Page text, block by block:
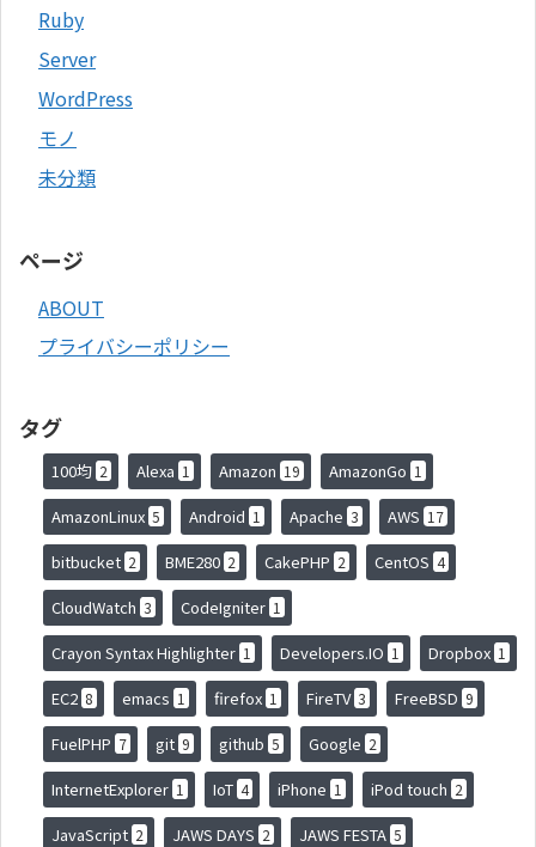
Ruby
Server
WordPress
モノ
未分類
ページ
ABOUT
プライバシーポリシー
タグ
100均 2 Alexa 1 Amazon 19 AmazonGo 1
AmazonLinux 5 Android 1 Apache 3 AWS 17
bitbucket 2 BME280 2 CakePHP 2 CentOS 4
CloudWatch 3 CodeIgniter 1
Crayon Syntax Highlighter 1 Developers.IO 1 Dropbox 1
EC2 8 emacs 1 firefox 1 FireTV 3 FreeBSD 9
FuelPHP 7 git 9 github 5 Google 2
InternetExplorer 1 IoT 4 iPhone 1 iPod touch 2
JavaScript 2 JAWS DAYS 2 JAWS FESTA 5